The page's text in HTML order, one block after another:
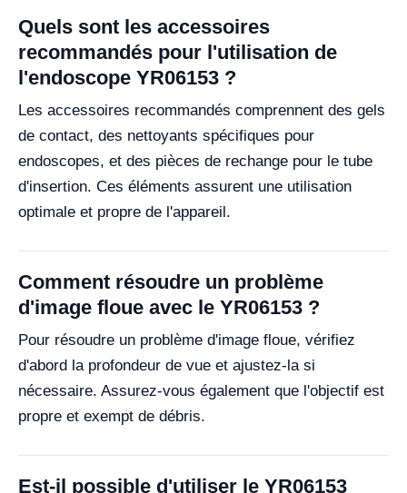
Quels sont les accessoires
recommandés pour l'utilisation de
l'endoscope YR06153 ?
Les accessoires recommandés comprennent des gels
de contact, des nettoyants spécifiques pour
endoscopes, et des pièces de rechange pour le tube
d'insertion. Ces éléments assurent une utilisation
optimale et propre de l'appareil.
Comment résoudre un problème
d'image floue avec le YR06153 ?
Pour résoudre un problème d'image floue, vérifiez
d'abord la profondeur de vue et ajustez-la si
nécessaire. Assurez-vous également que l'objectif est
propre et exempt de débris.
Est-il possible d'utiliser le YR06153